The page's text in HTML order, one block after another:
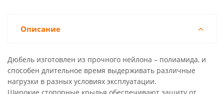
Описание
Дюбель изготовлен из прочного нейлона – полиамида, и
способен длительное время выдерживать различные
нагрузки в разных условиях эксплуатации.